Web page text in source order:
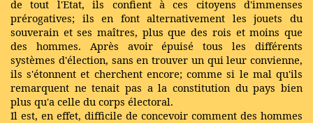
de tout l'Etat, ils confient à ces citoyens d'immenses
prérogatives; ils en font alternativement les jouets du
souverain et ses maîtres, plus que des rois et moins que
des hommes. Après avoir épuisé tous les différents
systèmes d'élection, sans en trouver un qui leur convienne,
ils s'étonnent et cherchent encore; comme si le mal qu'ils
remarquent ne tenait pas a la constitution du pays bien
plus qu'a celle du corps électoral.
Il est, en effet, difficile de concevoir comment des hommes